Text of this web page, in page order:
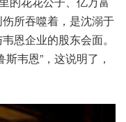
所吞噬着，是沈溺于
恩企业的股东会面。
韦恩”，这说明了，